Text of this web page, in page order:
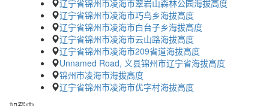
辽宁省锦州市凌海市翠岩山森林公园海拔高度
辽宁省锦州市凌海市巧鸟乡海拔高度
辽宁省锦州市凌海市白台子乡海拔高度
辽宁省锦州市凌海市云山路海拔高度
辽宁省锦州市凌海市209省道海拔高度
Unnamed Road, 义县锦州市辽宁省海拔高度
锦州市凌海市海拔高度
辽宁省锦州市凌海市优字村海拔高度